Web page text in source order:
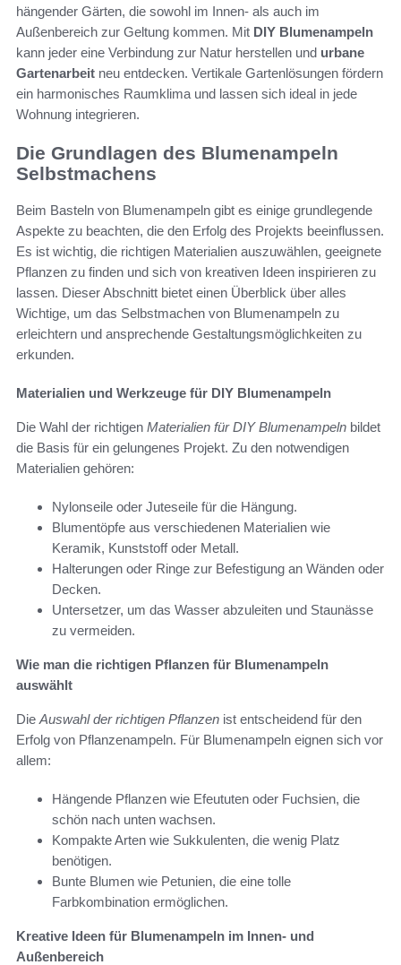
hängender Gärten, die sowohl im Innen- als auch im
Außenbereich zur Geltung kommen. Mit DIY Blumenampeln
kann jeder eine Verbindung zur Natur herstellen und urbane
Gartenarbeit neu entdecken. Vertikale Gartenlösungen fördern
ein harmonisches Raumklima und lassen sich ideal in jede
Wohnung integrieren.
Die Grundlagen des Blumenampeln
Selbstmachens
Beim Basteln von Blumenampeln gibt es einige grundlegende
Aspekte zu beachten, die den Erfolg des Projekts beeinflussen.
Es ist wichtig, die richtigen Materialien auszuwählen, geeignete
Pflanzen zu finden und sich von kreativen Ideen inspirieren zu
lassen. Dieser Abschnitt bietet einen Überblick über alles
Wichtige, um das Selbstmachen von Blumenampeln zu
erleichtern und ansprechende Gestaltungsmöglichkeiten zu
erkunden.
Materialien und Werkzeuge für DIY Blumenampeln
Die Wahl der richtigen Materialien für DIY Blumenampeln bildet
die Basis für ein gelungenes Projekt. Zu den notwendigen
Materialien gehören:
Nylonseile oder Juteseile für die Hängung.
Blumentöpfe aus verschiedenen Materialien wie
Keramik, Kunststoff oder Metall.
Halterungen oder Ringe zur Befestigung an Wänden oder
Decken.
Untersetzer, um das Wasser abzuleiten und Staunässe
zu vermeiden.
Wie man die richtigen Pflanzen für Blumenampeln
auswählt
Die Auswahl der richtigen Pflanzen ist entscheidend für den
Erfolg von Pflanzenampeln. Für Blumenampeln eignen sich vor
allem:
Hängende Pflanzen wie Efeututen oder Fuchsien, die
schön nach unten wachsen.
Kompakte Arten wie Sukkulenten, die wenig Platz
benötigen.
Bunte Blumen wie Petunien, die eine tolle
Farbkombination ermöglichen.
Kreative Ideen für Blumenampeln im Innen- und
Außenbereich